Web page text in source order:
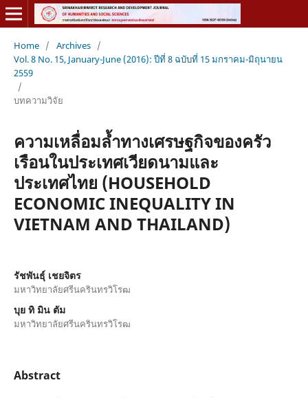
Home / Archives /
Vol. 8 No. 15, January-June (2016): ปีที่ 8 ฉบับที่ 15 มกราคม-มิถุนายน
2559
/
บทความวิจัย
ความเหลื่อมล้ำทางเศรษฐกิจของครัว
เรือนในประเทศเวียดนามและ
ประเทศไทย (HOUSEHOLD
ECONOMIC INEQUALITY IN
VIETNAM AND THAILAND)
รัชพันธุ์ เชยจิตร
มหาวิทยาลัยศรีนครินทรวิโรฒ
บุย ทิ มิน ตัม
มหาวิทยาลัยศรีนครินทรวิโรฒ
Abstract